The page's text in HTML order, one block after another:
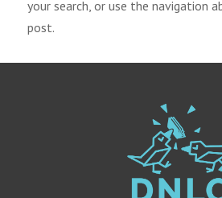
your search, or use the navigation
post.